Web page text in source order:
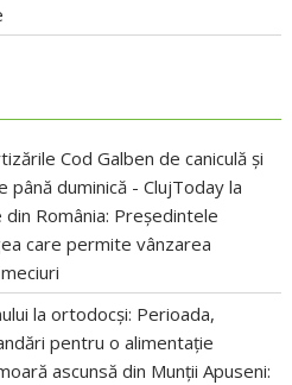
Cod Galben de caniculă și
până duminică - ClujToday la
România: Președintele
care permite vânzarea
la ortodocși: Perioada,
pentru o alimentație
ascunsă din Munții Apuseni: